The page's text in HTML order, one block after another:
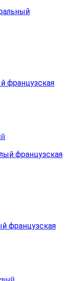
французская
французская
французская